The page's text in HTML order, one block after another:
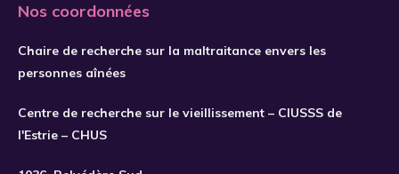
Nos coordonnées
Chaire de recherche sur la maltraitance envers les
personnes aînées
Centre de recherche sur le vieillissement – CIUSSS de
l'Estrie – CHUS